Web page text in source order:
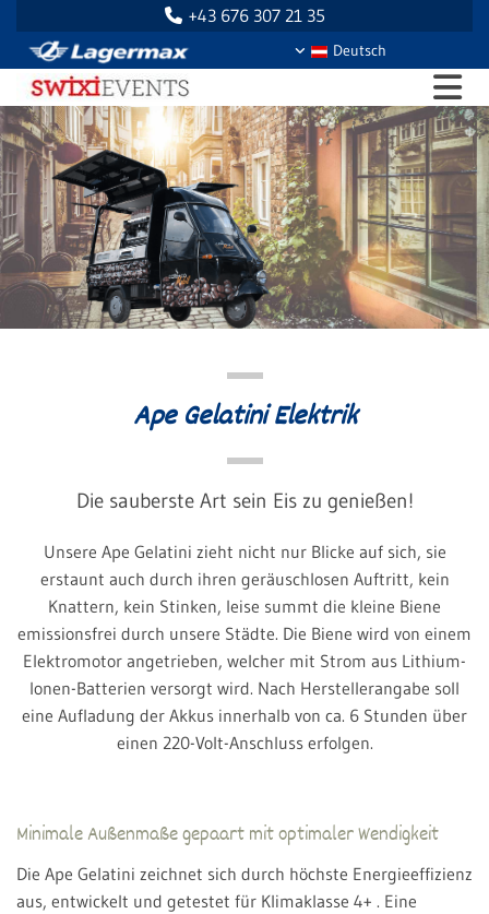
+43 676 307 21 35
Deutsch
Ape Gelatini Elektrik
Die sauberste Art sein Eis zu genießen!
Unsere Ape Gelatini zieht nicht nur Blicke auf sich, sie
erstaunt auch durch ihren geräuschlosen Auftritt, kein
Knattern, kein Stinken, leise summt die kleine Biene
emissionsfrei durch unsere Städte. Die Biene wird von einem
Elektromotor angetrieben, welcher mit Strom aus Lithium-
Ionen-Batterien versorgt wird. Nach Herstellerangabe soll
eine Aufladung der Akkus innerhalb von ca. 6 Stunden über
einen 220-Volt-Anschluss erfolgen.
Minimale Außenmaße gepaart mit optimaler Wendigkeit
Die Ape Gelatini zeichnet sich durch höchste Energieeffizienz
aus, entwickelt und getestet für Klimaklasse 4+ . Eine